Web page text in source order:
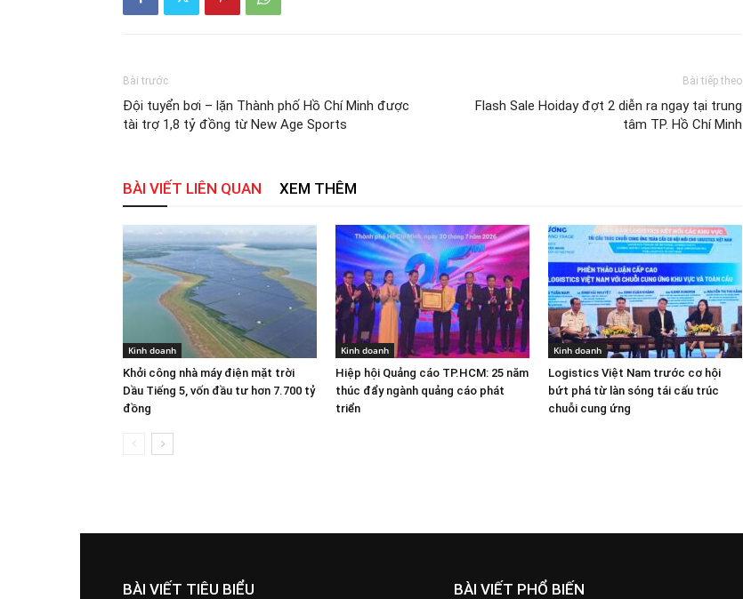
Bài trước
Đội tuyển bơi – lặn Thành phố Hồ Chí Minh được
tài trợ 1,8 tỷ đồng từ New Age Sports
Bài tiếp theo
Flash Sale Hoiday đợt 2 diễn ra ngay tại trung
tâm TP. Hồ Chí Minh
BÀI VIẾT LIÊN QUAN XEM THÊM
Kinh doanh
Khởi công nhà máy điện mặt trời
Dầu Tiếng 5, vốn đầu tư hơn 7.700 tỷ
đồng
Kinh doanh
Hiệp hội Quảng cáo TP.HCM: 25 năm
thúc đẩy ngành quảng cáo phát
triển
Kinh doanh
Logistics Việt Nam trước cơ hội
bứt phá từ làn sóng tái cấu trúc
chuỗi cung ứng
BÀI VIẾT TIÊU BIỂU BÀI VIẾT PHỔ BIẾN